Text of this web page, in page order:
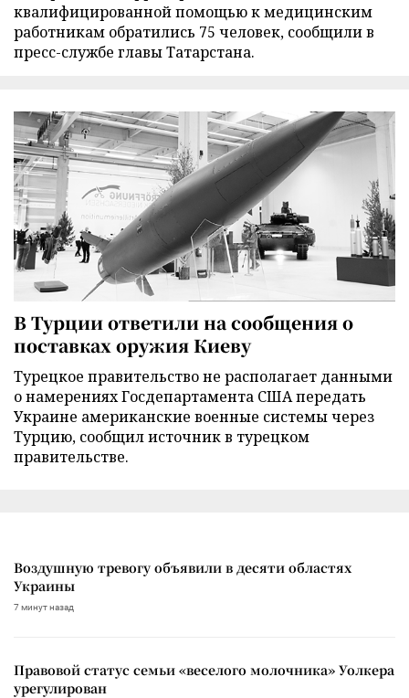
квалифицированной помощью к медицинским
работникам обратились 75 человек, сообщили в
пресс-службе главы Татарстана.
В Турции ответили на сообщения о
поставках оружия Киеву
Турецкое правительство не располагает данными
о намерениях Госдепартамента США передать
Украине американские военные системы через
Турцию, сообщил источник в турецком
правительстве.
Воздушную тревогу объявили в десяти областях
Украины
7 минут назад
Правовой статус семьи «веселого молочника» Уолкера
урегулирован